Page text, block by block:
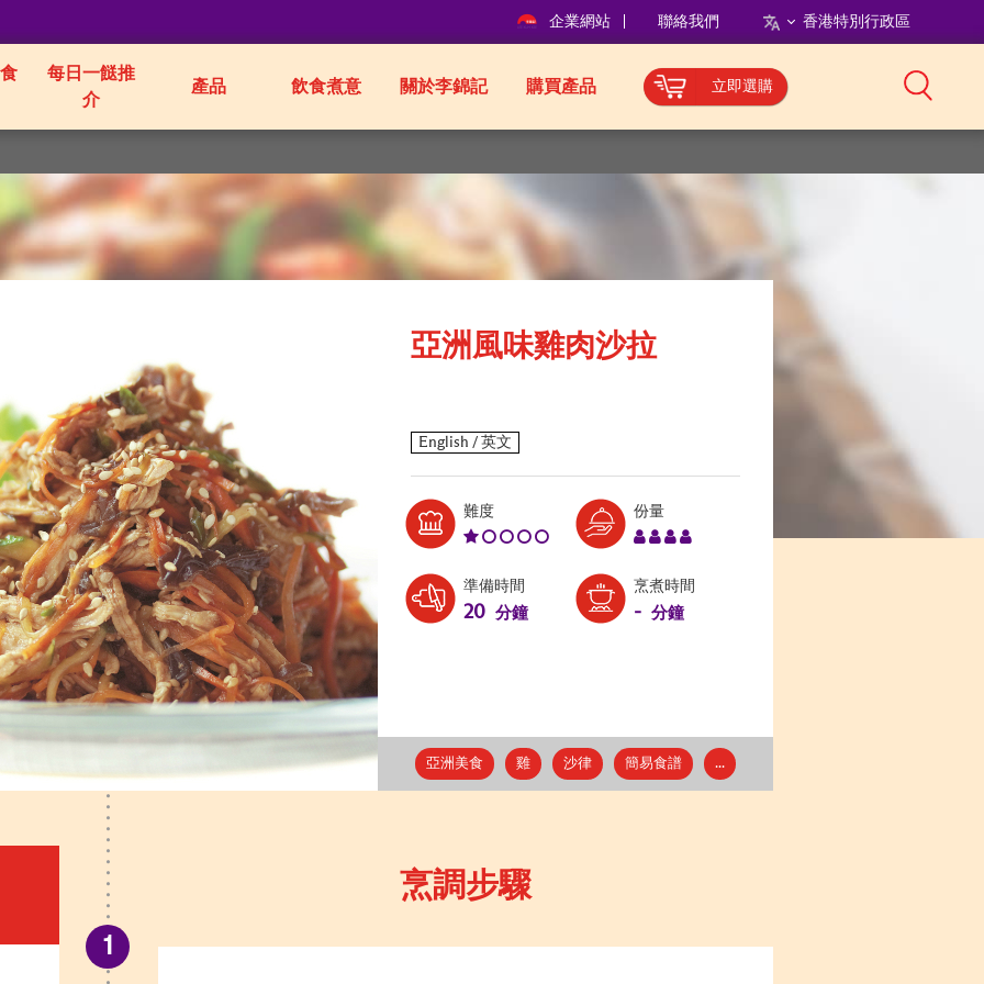
企業網站 聯絡我們 香港特別行政區
每日一餸推
介
產品 飲食煮意 關於李錦記 購買產品 立即選購
亞洲風味雞肉沙拉
難度Level:
份量Serves:
準備時間
20 分鐘
烹煮時間
- 分鐘
亞洲美食 雞 沙律 簡易食譜 ...
烹調步驟